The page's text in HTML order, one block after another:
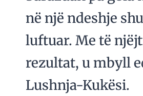
në një ndeshje
luftuar. Me të
rezultat, u mbyll
Lushnja-Kukësi.